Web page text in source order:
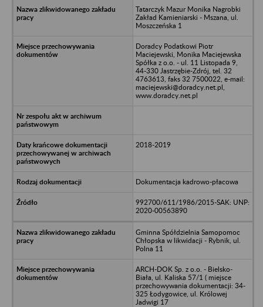
Tatarczyk Mazur Monika Nagrobki
Zakład Kamieniarski - Mszana, ul.
Moszczeńska 1
Doradcy Podatkowi Piotr
Maciejewski, Monika Maciejewska
Spółka z o.o. - ul. 11 Listopada 9,
44-330 Jastrzębie-Zdrój, tel. 32
4763613, faks 32 7500022, e-mail:
maciejewski@doradcy.net.pl,
www.doradcy.net.pl
2018-2019
Dokumentacja kadrowo-płacowa
992700/611/1986/2015-SAK: UNP:
2020-00563890
Gminna Spółdzielnia Samopomoc
Chłopska w likwidacji - Rybnik, ul.
Polna 11
ARCH-DOK Sp. z o.o. - Bielsko-
Biała, ul. Kaliska 57/1 ( miejsce
przechowywania dokumentacji: 34-
325 Łodygowice, ul. Królowej
Jadwigi 17